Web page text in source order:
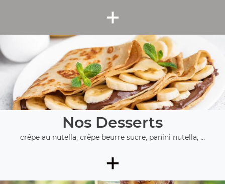
+
Nos Desserts
crêpe au nutella, crêpe beurre sucre, panini nutella, ...
+